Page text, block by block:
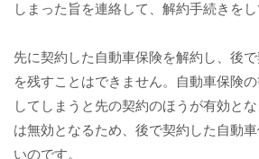
しまった旨を連絡して、解約手続きをし
先に契約した自動車保険を解約し、後
を残すことはできません。自動車保険
してしまうと先の契約のほうが有効と
は無効となるため、後で契約した自動
いのです。